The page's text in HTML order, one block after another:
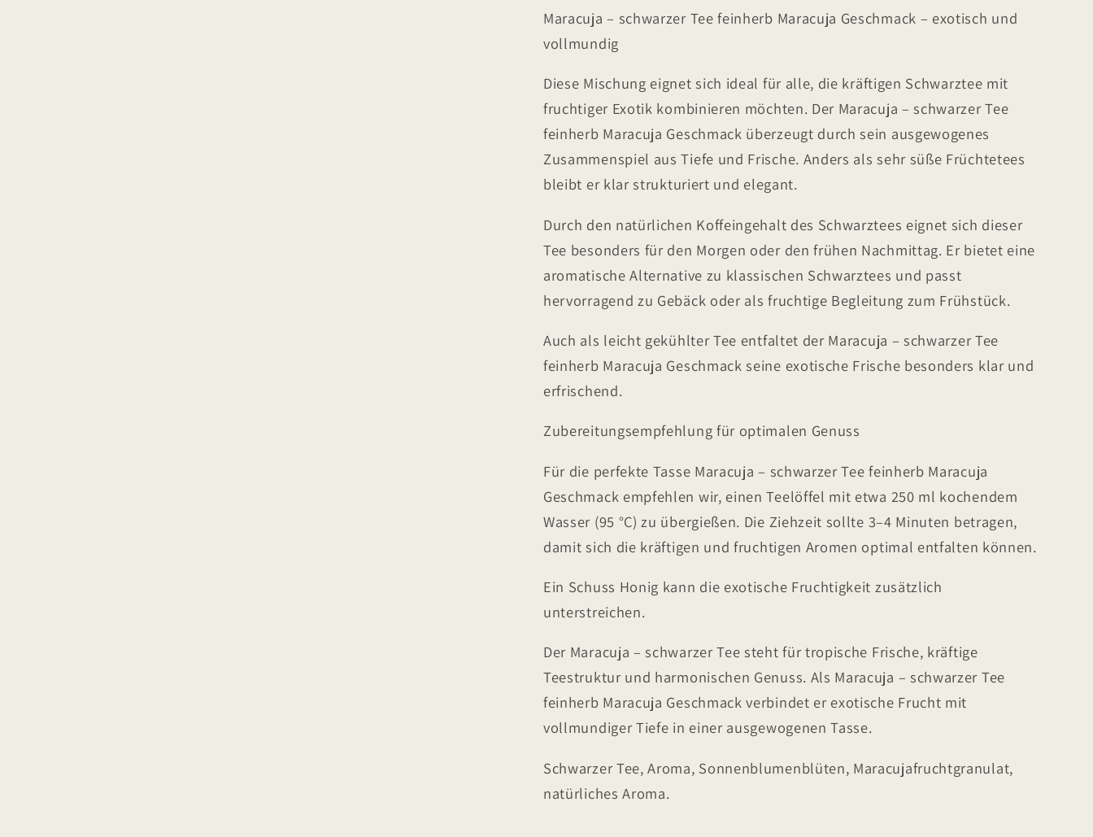
Maracuja – schwarzer Tee feinherb Maracuja Geschmack – exotisch und
vollmundig
Diese Mischung eignet sich ideal für alle, die kräftigen Schwarztee mit
fruchtiger Exotik kombinieren möchten. Der Maracuja – schwarzer Tee
feinherb Maracuja Geschmack überzeugt durch sein ausgewogenes
Zusammenspiel aus Tiefe und Frische. Anders als sehr süße Früchtetees
bleibt er klar strukturiert und elegant.
Durch den natürlichen Koffeingehalt des Schwarztees eignet sich dieser
Tee besonders für den Morgen oder den frühen Nachmittag. Er bietet eine
aromatische Alternative zu klassischen Schwarztees und passt
hervorragend zu Gebäck oder als fruchtige Begleitung zum Frühstück.
Auch als leicht gekühlter Tee entfaltet der Maracuja – schwarzer Tee
feinherb Maracuja Geschmack seine exotische Frische besonders klar und
erfrischend.
Zubereitungsempfehlung für optimalen Genuss
Für die perfekte Tasse Maracuja – schwarzer Tee feinherb Maracuja
Geschmack empfehlen wir, einen Teelöffel mit etwa 250 ml kochendem
Wasser (95 °C) zu übergießen. Die Ziehzeit sollte 3–4 Minuten betragen,
damit sich die kräftigen und fruchtigen Aromen optimal entfalten können.
Ein Schuss Honig kann die exotische Fruchtigkeit zusätzlich
unterstreichen.
Der Maracuja – schwarzer Tee steht für tropische Frische, kräftige
Teestruktur und harmonischen Genuss. Als Maracuja – schwarzer Tee
feinherb Maracuja Geschmack verbindet er exotische Frucht mit
vollmundiger Tiefe in einer ausgewogenen Tasse.
Schwarzer Tee, Aroma, Sonnenblumenblüten, Maracujafruchtgranulat,
natürliches Aroma.